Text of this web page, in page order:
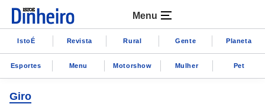
Menu
IstoÉ Revista Rural Gente Planeta
Esportes Menu Motorshow Mulher Pet
Giro